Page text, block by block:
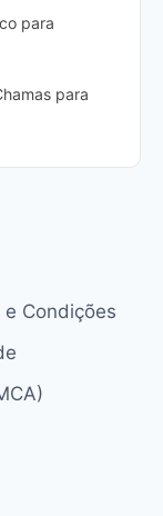
para
para
e Condições